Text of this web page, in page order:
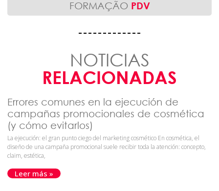
FORMAÇÃO PDV
NOTICIAS
RELACIONADAS
Errores comunes en la ejecución de
campañas promocionales de cosmética
(y cómo evitarlos)
La ejecución: el gran punto ciego del marketing cosmético En cosmética, el
diseño de una campaña promocional suele recibir toda la atención: concepto,
claim, estética,
Leer más »